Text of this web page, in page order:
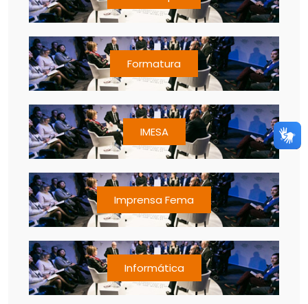
Formatura
IMESA
Imprensa Fema
Informática